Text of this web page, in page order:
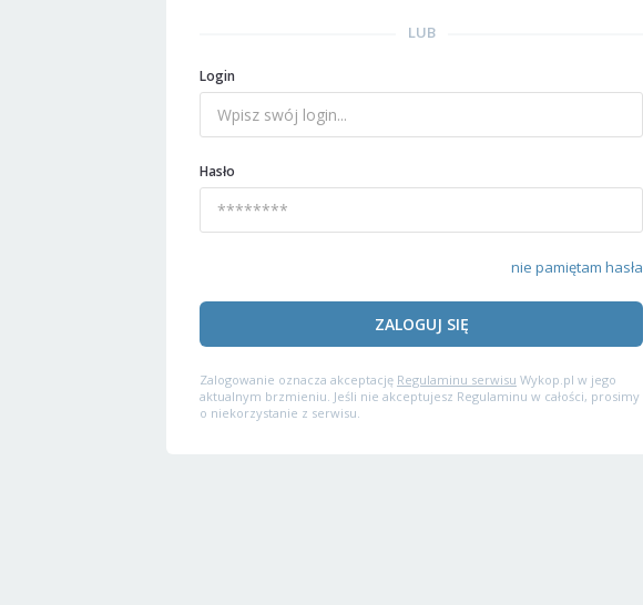
LUB
Login
Hasło
nie pamiętam hasła
ZALOGUJ SIĘ
Zalogowanie oznacza akceptację Regulaminu serwisu Wykop.pl w jego
aktualnym brzmieniu. Jeśli nie akceptujesz Regulaminu w całości, prosimy
o niekorzystanie z serwisu.